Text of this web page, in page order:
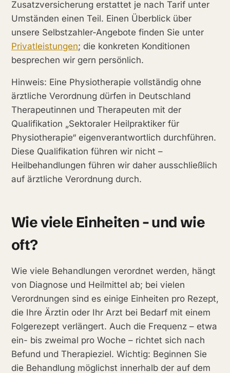
Zusatzversicherung erstattet je nach Tarif unter
Umständen einen Teil. Einen Überblick über
unsere Selbstzahler-Angebote finden Sie unter
Privatleistungen; die konkreten Konditionen
besprechen wir gern persönlich.
Hinweis: Eine Physiotherapie vollständig ohne
ärztliche Verordnung dürfen in Deutschland
Therapeutinnen und Therapeuten mit der
Qualifikation „Sektoraler Heilpraktiker für
Physiotherapie“ eigenverantwortlich durchführen.
Diese Qualifikation führen wir nicht –
Heilbehandlungen führen wir daher ausschließlich
auf ärztliche Verordnung durch.
Wie viele Einheiten – und wie
oft?
Wie viele Behandlungen verordnet werden, hängt
von Diagnose und Heilmittel ab; bei vielen
Verordnungen sind es einige Einheiten pro Rezept,
die Ihre Ärztin oder Ihr Arzt bei Bedarf mit einem
Folgerezept verlängert. Auch die Frequenz – etwa
ein- bis zweimal pro Woche – richtet sich nach
Befund und Therapieziel. Wichtig: Beginnen Sie
die Behandlung möglichst innerhalb der auf dem